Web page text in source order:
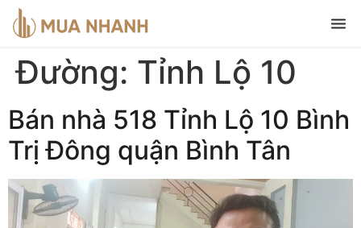
Đường: Tỉnh Lộ 10
Bán nhà 518 Tỉnh Lộ 10 Bình
Trị Đông quận Bình Tân